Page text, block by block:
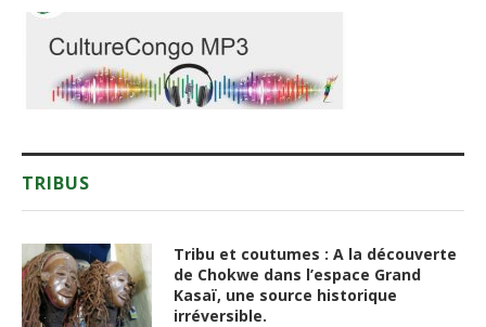
TRIBUS
Tribu et coutumes : A la découverte
de Chokwe dans l’espace Grand
Kasaï, une source historique
irréversible.